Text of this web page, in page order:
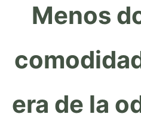
Menos
era de la